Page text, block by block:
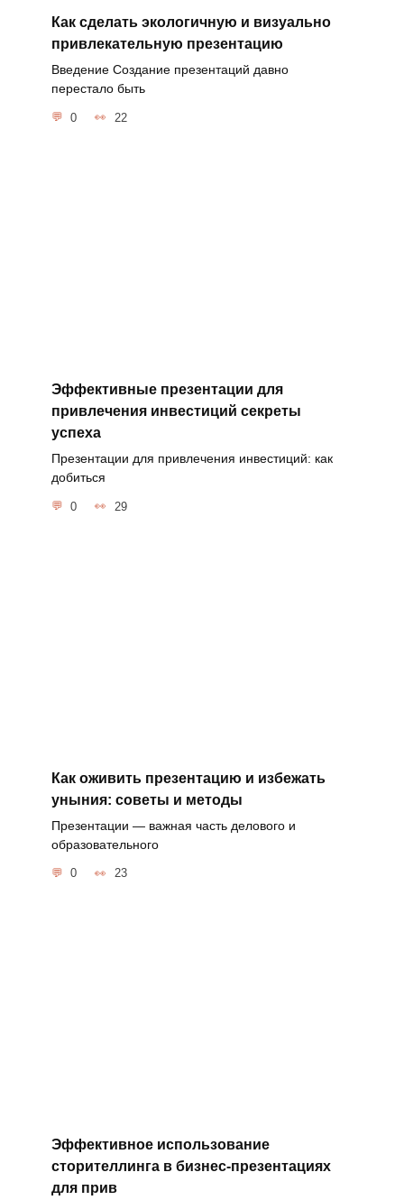
Как сделать экологичную и визуально
привлекательную презентацию
Введение Создание презентаций давно
перестало быть
0 22
Эффективные презентации для
привлечения инвестиций секреты
успеха
Презентации для привлечения инвестиций: как
добиться
0 29
Как оживить презентацию и избежать
уныния: советы и методы
Презентации — важная часть делового и
образовательного
0 23
Эффективное использование
сторителлинга в бизнес-презентациях
для прив